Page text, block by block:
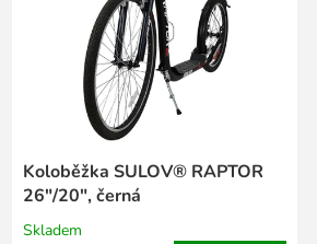
Koloběžka SULOV® RAPTOR
26"/20", černá
Skladem